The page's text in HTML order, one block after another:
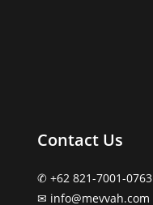
Contact Us
✆ +62 821-7001-0763
✉︎ info@mevvah.com